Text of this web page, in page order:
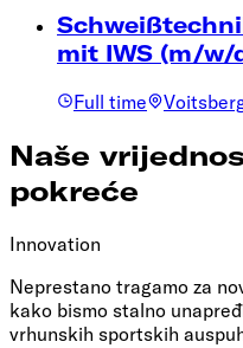
mit IWS (m/w/
Full time
Naše
pokreće
Innovation
Neprestano tragamo za
kako bismo stalno
vrhunskih sportskih